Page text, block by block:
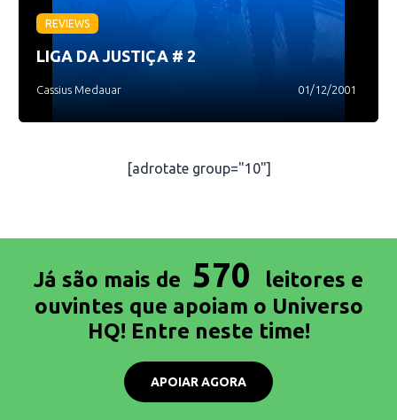
REVIEWS
LIGA DA JUSTIÇA # 2
Cassius Medauar 01/12/2001
[adrotate group="10"]
Já são mais de 570
leitores e
ouvintes que apoiam o Universo
HQ! Entre neste time!
APOIAR AGORA